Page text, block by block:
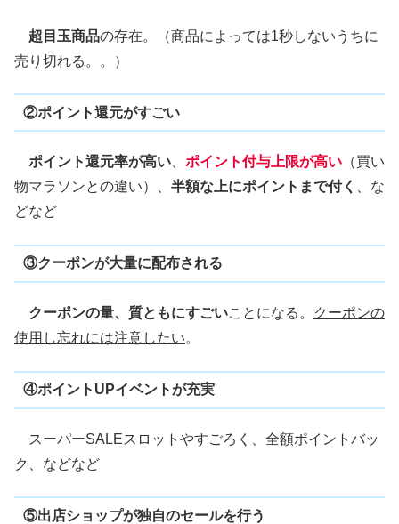
超目玉商品の存在。（商品によっては1秒しないうちに
売り切れる。。）
②ポイント還元がすごい
ポイント還元率が高い、 ポイント付与上限が高い （買い
物マラソンとの違い）、 半額な上にポイントまで付く 、な
どなど
③クーポンが大量に配布される
クーポンの量、質ともにすごいことになる。
クーポンの
使用し忘れには注意したい。
④ポイントUPイベントが充実
スーパーSALEスロットやすごろく、全額ポイントバッ
ク、などなど
⑤出店ショップが独自のセールを行う